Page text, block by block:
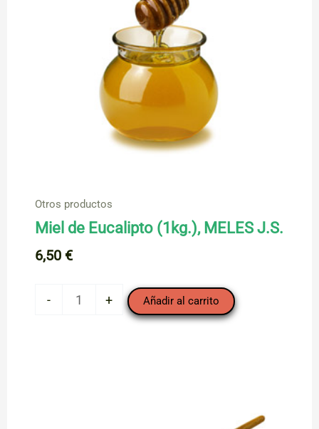
Otros productos
Miel de Eucalipto (1kg.), MELES J.S.
6,50 €
- + Añadir al carrito